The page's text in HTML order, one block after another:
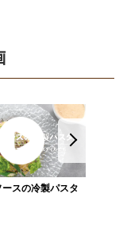
スの冷製パスタ